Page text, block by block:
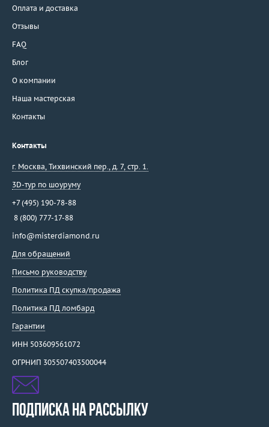
Оплата и доставка
Отзывы
FAQ
Блог
О компании
Наша мастерская
Контакты
Контакты
г. Москва Тихвинский пер., д. 7, стр. 1.
3D-тур по шоуруму
+7 (495) 190-78-88
8 (800) 777-17-88
info@misterdiamond.ru
Для обращений
Письмо руководству
Политика ПД скупка/продажа
Политика ПД ломбард
Гарантии
ИНН 503609561072
ОГРНИП 305507403500044
ПОДПИСКА НА РАССЫЛКУ